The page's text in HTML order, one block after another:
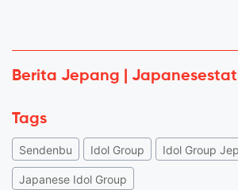
Berita Jepang |
Tags
Sendenbu Idol Group Idol Group
Japanese Idol Group